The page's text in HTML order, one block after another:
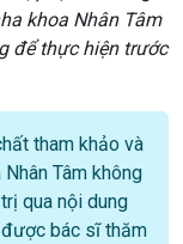
khoa Nhân Tâm
để thực hiện trước
tham khảo và
Tâm không
qua nội dung
bác sĩ thăm